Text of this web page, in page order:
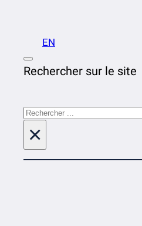
EN
Rechercher sur le site
Rechercher
×